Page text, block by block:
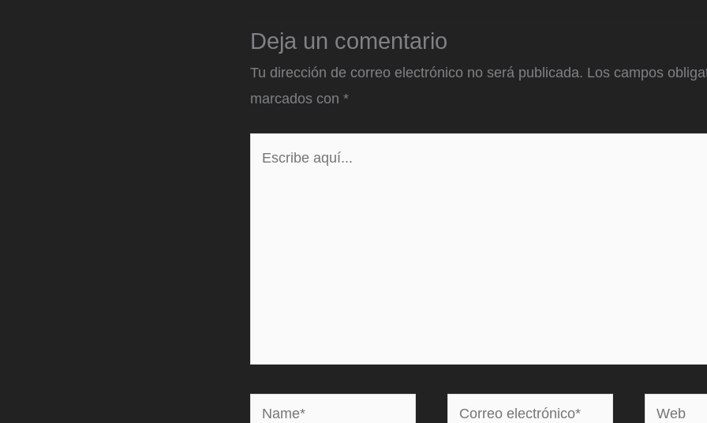
Deja un comentario
Tu dirección de correo electrónico no será publicada. Los campos
marcados con *
Name*
Correo
Web